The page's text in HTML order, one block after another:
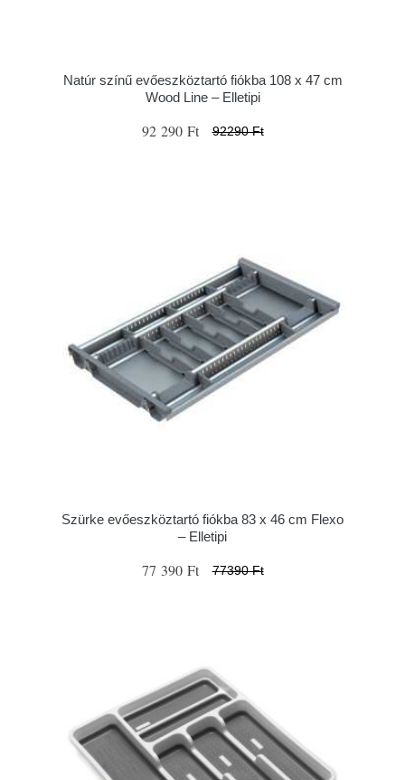
Natúr színű evőeszköztartó fiókba 108 x 47 cm
Wood Line – Elletipi
92 290 Ft 92290 Ft
Szürke evőeszköztartó fiókba 83 x 46 cm Flexo
– Elletipi
77 390 Ft 77390 Ft